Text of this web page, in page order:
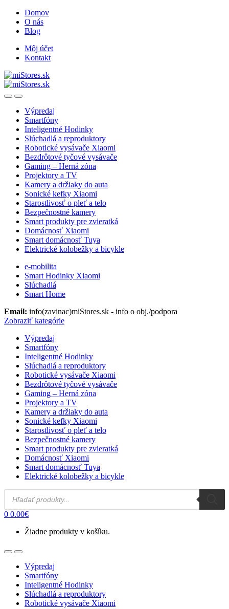
Skip
navigation
Skip
content
Domov
O nás
Blog
Môj účet
Kontakt
OpenClose
Výpredaj
Smartfóny
Inteligentné Hodinky
Slúchadlá a reproduktory
Robotické vysávače Xiaomi
Bezdrôtové tyčové vysávače
Gaming – Herná zóna
Projektory a TV
Kamery a držiaky do auta
Sonické kefky Xiaomi
Starostlivosť o pleť a telo
Bezpečnostné kamery
Smart produkty pre zvieratká
Domácnosť Xiaomi
Smart domácnosť Tuya
Elektrické kolobežky a bicykle
e-mobilita
Smart Hodinky Xiaomi
Slúchadlá
Smart Home
Email: info(zavinac)miStores.sk - info o obj./podpora
Zobraziť kategórie
Výpredaj
Smartfóny
Inteligentné Hodinky
Slúchadlá a reproduktory
Robotické vysávače Xiaomi
Bezdrôtové tyčové vysávače
Gaming – Herná zóna
Projektory a TV
Kamery a držiaky do auta
Sonické kefky Xiaomi
Starostlivosť o pleť a telo
Bezpečnostné kamery
Smart produkty pre zvieratká
Domácnosť Xiaomi
Smart domácnosť Tuya
Elektrické kolobežky a bicykle
Products
search
0 0.00€
Žiadne produkty v košíku.
OpenClose
Výpredaj
Smartfóny
Inteligentné Hodinky
Slúchadlá a reproduktory
Robotické vysávače Xiaomi